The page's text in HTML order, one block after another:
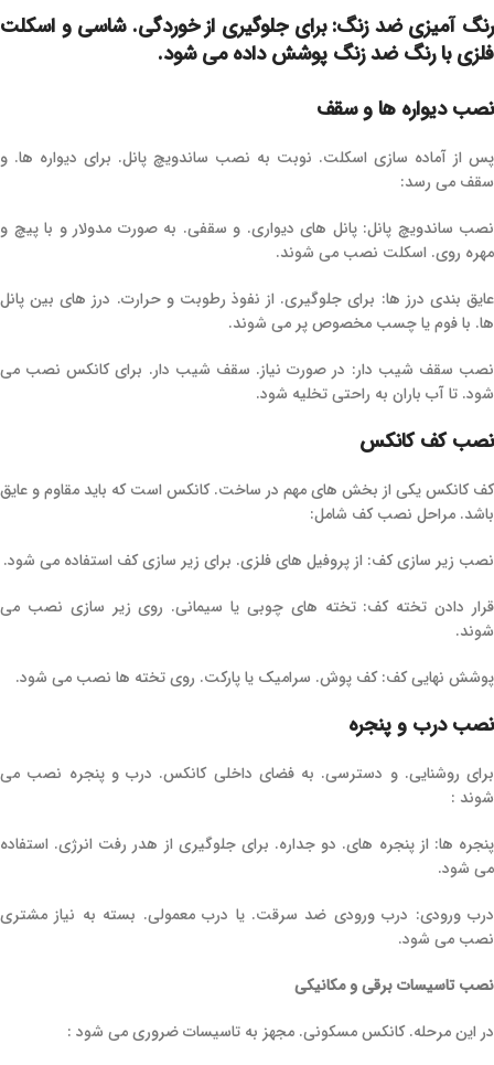
رنگ ‌آمیزی ضد زنگ: برای جلوگیری از خوردگی. شاسی و اسکلت
فلزی با رنگ ضد زنگ پوشش داده می ‌شود.
نصب دیواره‌ ها و سقف
پس از آماده ‌سازی اسکلت. نوبت به نصب ساندویچ پانل. برای دیواره ‌ها. و
سقف می ‌رسد:
نصب ساندویچ پانل: پانل ‌های دیواری. و سقفی. به صورت مدولار و با پیچ و
مهره روی. اسکلت نصب می ‌شوند.
عایق‌ بندی درز ها: برای جلوگیری. از نفوذ رطوبت و حرارت. درز های بین پانل
‌ها. با فوم یا چسب مخصوص پر می‌ شوند.
نصب سقف شیب ‌دار: در صورت نیاز. سقف شیب‌ دار. برای کانکس نصب می
‌شود. تا آب باران به راحتی تخلیه شود.
نصب کف کانکس
کف کانکس یکی از بخش‌ های مهم در ساخت. کانکس است که باید مقاوم و عایق
باشد. مراحل نصب کف شامل:
نصب زیر سازی کف: از پروفیل‌ های فلزی. برای زیر سازی کف استفاده می ‌شود.
قرار دادن تخته کف: تخته‌ های چوبی یا سیمانی. روی زیر سازی نصب می
‌شوند.
پوشش نهایی کف: کف‌ پوش. سرامیک یا پارکت. روی تخته‌ ها نصب می ‌شود.
نصب درب و پنجره
برای روشنایی. و دسترسی. به فضای داخلی کانکس. درب و پنجره نصب می‌
شوند :
پنجره‌ ها: از پنجره‌ های. دو جداره. برای جلوگیری از هدر رفت انرژی. استفاده
می ‌شود.
درب ورودی: درب ورودی ضد سرقت. یا درب معمولی. بسته به نیاز مشتری
نصب می‌ شود.
نصب تاسیسات برقی و مکانیکی
در این مرحله. کانکس مسکونی. مجهز به تاسیسات ضروری می‌ شود :